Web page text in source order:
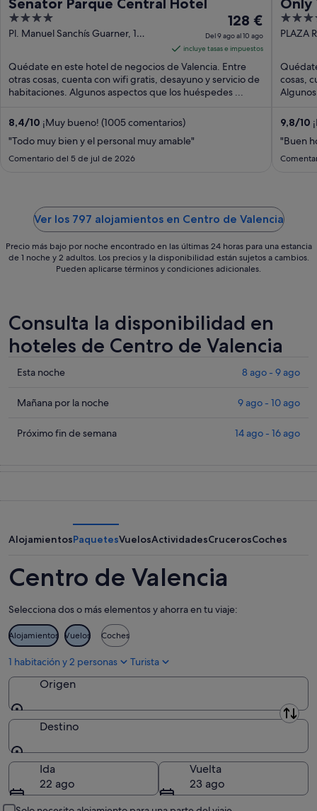
4
out
5
Pl. Manuel Sanchís Guarner, 1
El
precio
es
de
128 €
por
128 €
Del 9 ago al 10 ago
incluye tasas e impuestos
Quédate en este hotel de negocios de Valencia. Entre
otras cosas, cuenta con wifi gratis, desayuno y servicio de
habitaciones. Algunos aspectos que los huéspedes ...
8,4/10 ¡Muy bueno! (1005 comentarios)
"Todo muy bien y el personal muy amable"
Comentario del 5 de jul de 2026
5
out
5
PLAZA
cosas,
9,8/10
"Buen
Ver los 797 alojamientos en Centro de Valencia
Precio más bajo por noche encontrado en las últimas 24 horas para una estancia
de 1 noche y 2 adultos. Los precios y la disponibilidad están sujetos a cambios.
Pueden aplicarse términos y condiciones adicionales.
Consulta la disponibilidad en
hoteles de Centro de Valencia
Comprueba
precios
Centro
ago
9
ago
Esta noche 8 ago - 9 ago
Comprueba
precios
por
noche,
9
-
10
ago
Mañana por la noche 9 ago - 10 ago
Comprueba
para
próximo
fin
semana,
14
ago
Próximo fin de semana 14 ago - 16 ago
AlojamientosPaquetesVuelosActividadesCrucerosCoches
Centro de Valencia
Selecciona dos o más elementos y ahorra en tu viaje:
Alojamientos Vuelos Coches
1 habitación y 2 personas Turista
Origen
Origen
Destino
Destino
Ida
22 ago
Vuelta
23 ago